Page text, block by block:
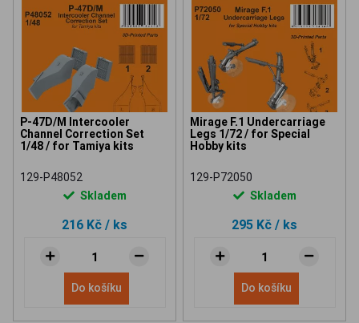
P-47D/M Intercooler
Channel Correction Set
1/48 / for Tamiya kits
129-P48052
Skladem
216 Kč / ks
Do košíku
Mirage F.1 Undercarriage
Legs 1/72 / for Special
Hobby kits
129-P72050
Skladem
295 Kč / ks
Do košíku